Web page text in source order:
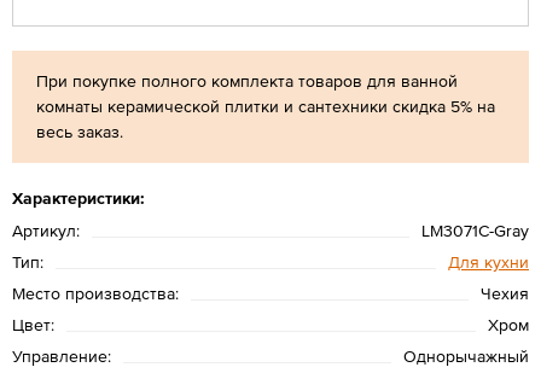
При покупке полного комплекта товаров для ванной
комнаты керамической плитки и сантехники скидка 5% на
весь заказ.
Характеристики:
Артикул:
LM3071C-Gray
Тип:
Для кухни
Место производства:
Чехия
Цвет:
Хром
Управление:
Однорычажный